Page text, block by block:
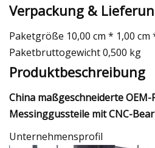
Verpackung &
Paketgröße 10,00 cm * 1,00 cm
Paketbruttogewicht 0,500 kg
Produktbeschreibung
China maßgeschneiderte
Messinggussteile mit CNC-
Unternehmensprofil